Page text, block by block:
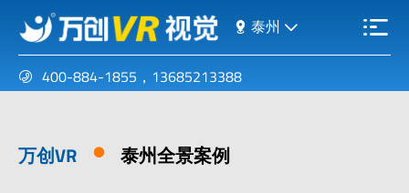
泰州
400-884-1855 ， 13685213388
万创VR 泰州全景案例